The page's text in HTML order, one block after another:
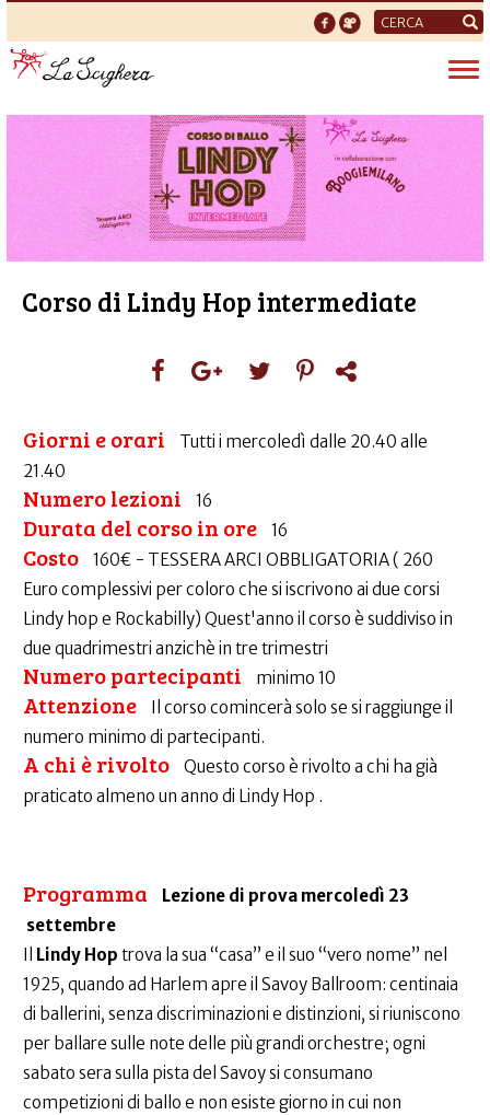
Form
di
ricerca
Corso di Lindy Hop intermediate
Giorni e orari
Tutti i mercoledì dalle 20.40 alle
21.40
Numero lezioni 16
Durata del corso in ore 16
Costo
160€ - TESSERA ARCI OBBLIGATORIA ( 260
Euro complessivi per coloro che si iscrivono ai due corsi
Lindy hop e Rockabilly) Quest'anno il corso è suddiviso in
due quadrimestri anzichè in tre trimestri
Numero partecipanti minimo 10
Attenzione
Il corso comincerà solo se si raggiunge il
numero minimo di partecipanti.
A chi è rivolto
Questo corso è rivolto a chi ha già
praticato almeno un anno di Lindy Hop .
Programma
Lezione di prova mercoledì 23
settembre
Il Lindy Hop trova la sua “casa” e il suo “vero nome” nel
1925, quando ad Harlem apre il Savoy Ballroom: centinaia
di ballerini, senza discriminazioni e distinzioni, si riuniscono
per ballare sulle note delle più grandi orchestre; ogni
sabato sera sulla pista del Savoy si consumano
competizioni di ballo e non esiste giorno in cui non